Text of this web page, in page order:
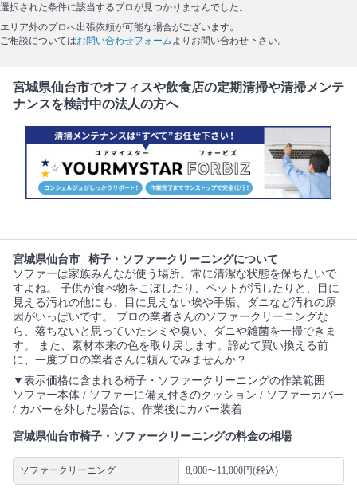
選択された条件に該当するプロが見つかりませんでした。
エリア外のプロへ出張依頼が可能な場合がございます。
ご相談についてはお問い合わせフォーム よりお問い合わせ下さい。
宮城県仙台市でオフィスや飲食店の定期清掃や清掃メンテ
ナンスを検討中の法人の方へ
宮城県仙台市 | 椅子・ソファークリーニングについて
ソファーは家族みんなが使う場所。常に清潔な状態を保ちたいで
すよね。 子供が食べ物をこぼしたり、ペットが汚したりと、目に
見える汚れの他にも、目に見えない埃や手垢、ダニなど汚れの原
因がいっぱいです。 プロの業者さんのソファークリーニングな
ら、落ちないと思っていたシミや臭い、ダニや雑菌を一掃できま
す。 また、素材本来の色を取り戻します。諦めて買い換える前
に、一度プロの業者さんに頼んでみませんか？
▼表示価格に含まれる椅子・ソファークリーニングの作業範囲
ソファー本体 / ソファーに備え付きのクッション / ソファーカバー
/ カバーを外した場合は、作業後にカバー装着
宮城県仙台市椅子・ソファークリーニングの料金の相場
ソファークリーニング 8,000〜11,000円(税込)